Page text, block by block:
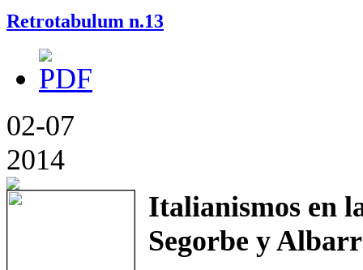
Retrotabulum n.13
02-07
2014
Italianismos en
Segorbe y